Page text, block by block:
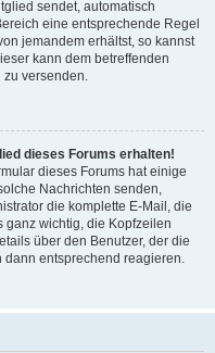
sendet, automatisch
eine entsprechende Regel
jemandem erhältst, so kannst
kann dem betreffenden
zu versenden.
dieses Forums erhalten!
dieses Forums hat einige
Nachrichten senden,
die komplette E-Mail, die
ganz wichtig, die Kopfzeilen
über den Benutzer, der die
dann entsprechend reagieren.